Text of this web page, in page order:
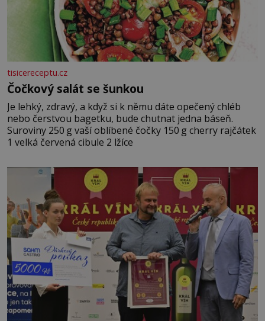
tisicereceptu.cz
Čočkový salát se šunkou
Je lehký, zdravý, a když si k němu dáte opečený chléb
nebo čerstvou bagetku, bude chutnat jedna báseň.
Suroviny 250 g vaší oblíbené čočky 150 g cherry rajčátek
1 velká červená cibule 2 lžíce